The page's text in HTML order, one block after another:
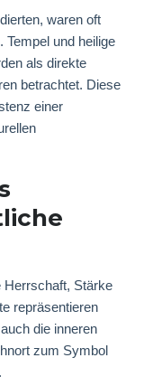
waren oft
Tempel und heilige
als direkte
betrachtet. Diese
einer
Herrschaft, Stärke
repräsentieren
die inneren
zum Symbol